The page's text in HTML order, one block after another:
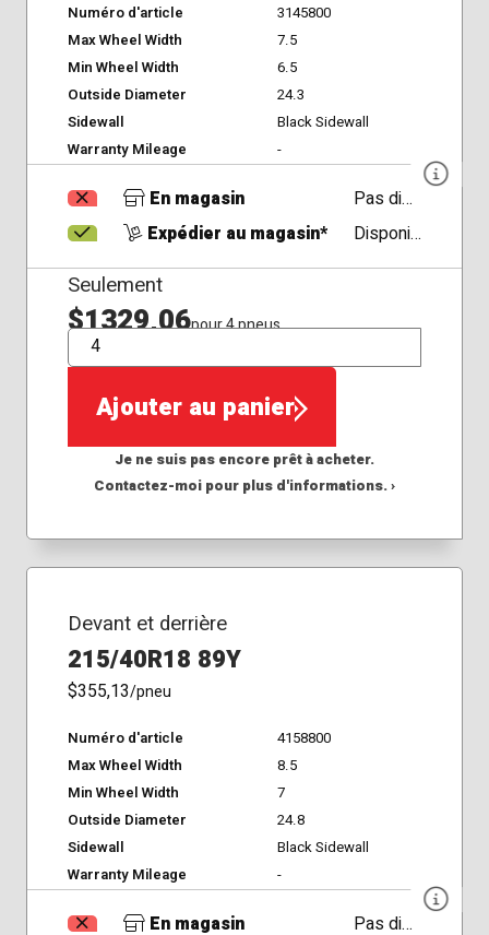
Numéro d'article
3145800
Max Wheel Width
7.5
Min Wheel Width
6.5
Outside Diameter
24.3
Sidewall
Black Sidewall
Warranty Mileage
-
En magasin
Pas disponible
Expédier au magasin*
Disponible
Seulement
$1329,06pour 4 pneus
QTÉ
Ajouter au panier
Je ne suis pas encore prêt à acheter.
Contactez-moi pour plus d'informations. ›
Devant et derrière
215/40R18 89Y
$355,13/pneu
Numéro d'article
4158800
Max Wheel Width
8.5
Min Wheel Width
7
Outside Diameter
24.8
Sidewall
Black Sidewall
Warranty Mileage
-
En magasin
Pas disponible